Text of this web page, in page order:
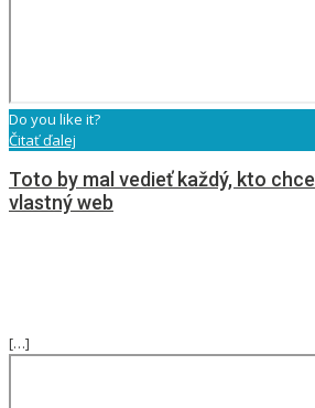
Do you like it?
Čitať ďalej
Toto by mal vedieť každý, kto chce
vlastný web
[…]